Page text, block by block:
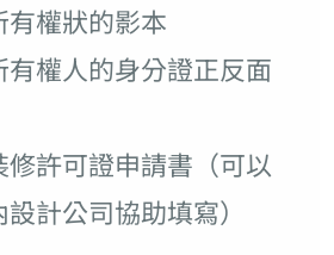
有權狀的影本
有權人的身分證正反面
修許可證申請書（可以
計公司協助填寫）